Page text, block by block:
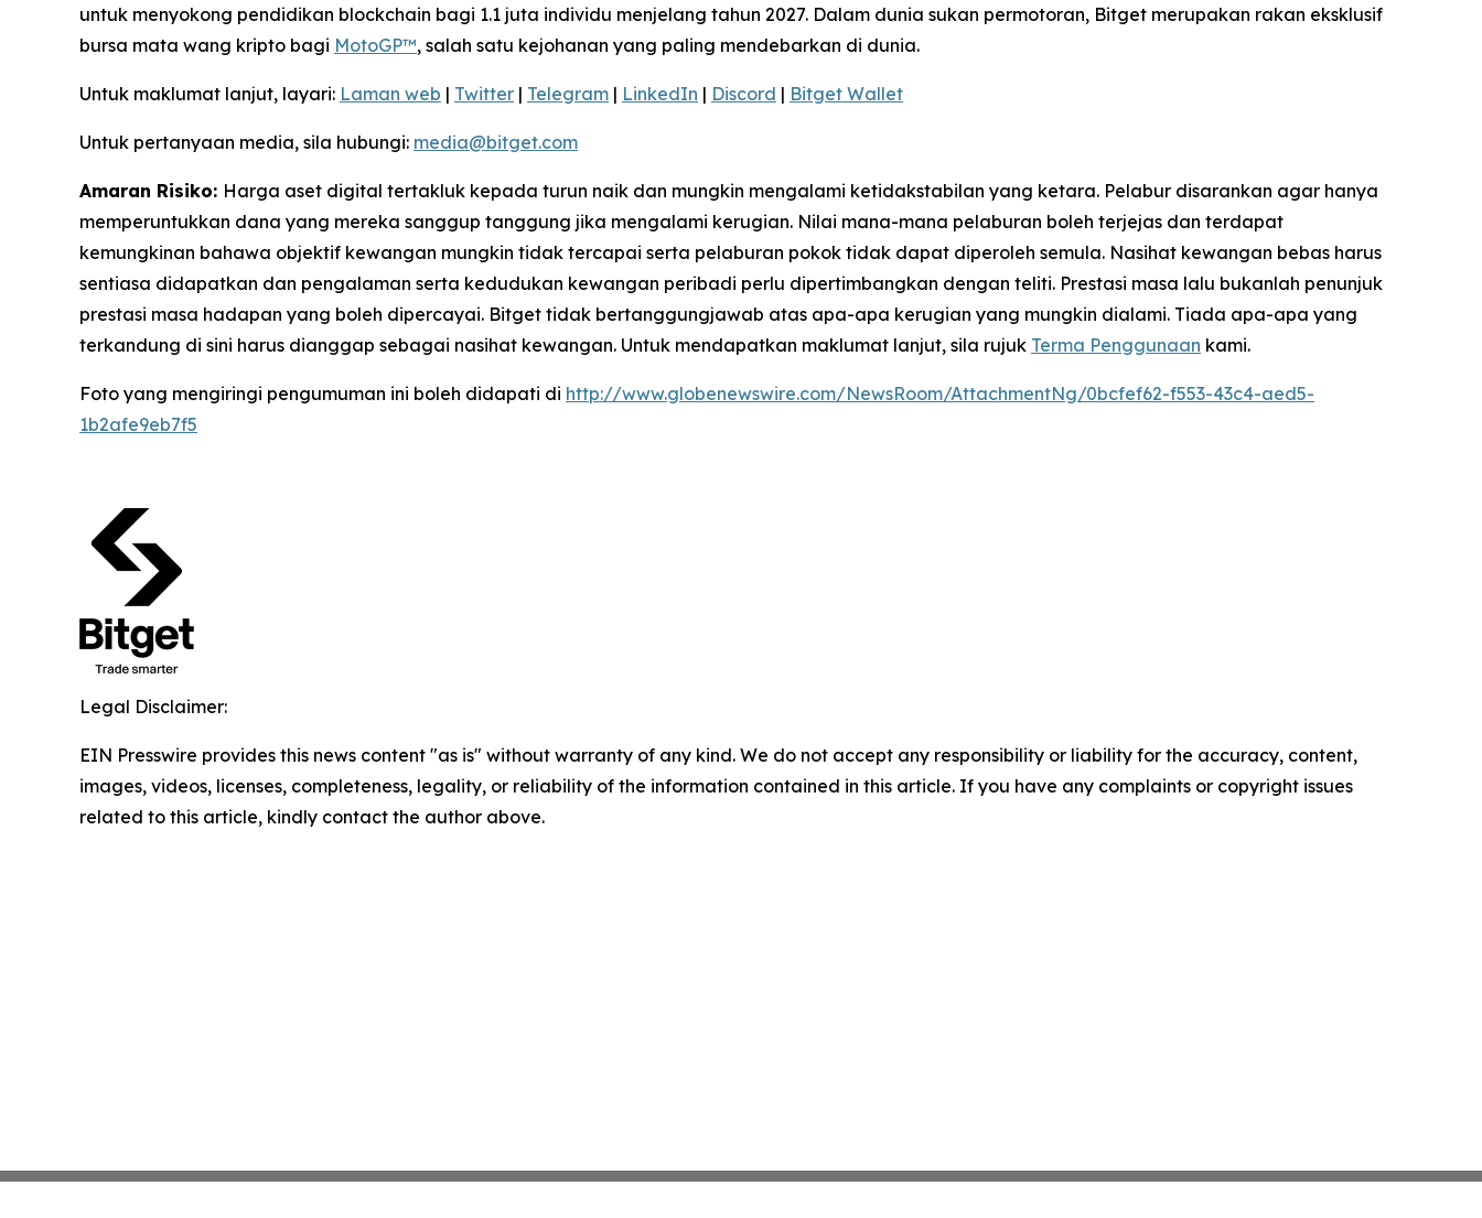
untuk menyokong pendidikan blockchain bagi 1.1 juta individu menjelang tahun 2027. Dalam dunia sukan permotoran, Bitget merupakan rakan eksklusif
bursa mata wang kripto bagi MotoGP™, salah satu kejohanan yang paling mendebarkan di dunia.
Untuk maklumat lanjut, layari: Laman web | Twitter | Telegram | LinkedIn | Discord | Bitget Wallet
Untuk pertanyaan media, sila hubungi: media@bitget.com
Amaran Risiko: Harga aset digital tertakluk kepada turun naik dan mungkin mengalami ketidakstabilan yang ketara. Pelabur disarankan agar hanya
memperuntukkan dana yang mereka sanggup tanggung jika mengalami kerugian. Nilai mana-mana pelaburan boleh terjejas dan terdapat
kemungkinan bahawa objektif kewangan mungkin tidak tercapai serta pelaburan pokok tidak dapat diperoleh semula. Nasihat kewangan bebas harus
sentiasa didapatkan dan pengalaman serta kedudukan kewangan peribadi perlu dipertimbangkan dengan teliti. Prestasi masa lalu bukanlah penunjuk
prestasi masa hadapan yang boleh dipercayai. Bitget tidak bertanggungjawab atas apa-apa kerugian yang mungkin dialami. Tiada apa-apa yang
terkandung di sini harus dianggap sebagai nasihat kewangan. Untuk mendapatkan maklumat lanjut, sila rujuk Terma Penggunaan kami.
Foto yang mengiringi pengumuman ini boleh didapati di http://www.globenewswire.com/NewsRoom/AttachmentNg/0bcfef62-f553-43c4-aed5-
1b2afe9eb7f5
Legal Disclaimer:
EIN Presswire provides this news content "as is" without warranty of any kind. We do not accept any responsibility or liability for the accuracy, content,
images, videos, licenses, completeness, legality, or reliability of the information contained in this article. If you have any complaints or copyright issues
related to this article, kindly contact the author above.